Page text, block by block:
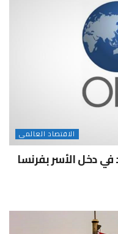
الاقتصاد العالمى
في دخل الأسر بفرنسا